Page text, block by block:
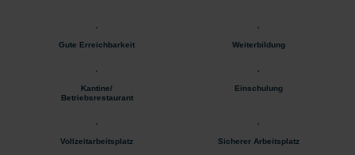
Gute Erreichbarkeit Weiterbildung
Kantine/
Betriebsrestaurant
Einschulung
Vollzeitarbeitsplatz Sicherer Arbeitsplatz